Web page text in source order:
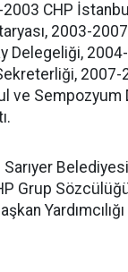
CHP
2003-
Delegeliği,
2007-
ve Sempozyum
Grup